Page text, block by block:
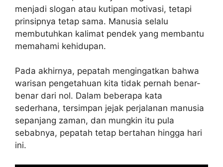
menjadi slogan atau kutipan motivasi, tetapi
prinsipnya tetap sama. Manusia selalu
membutuhkan kalimat pendek yang membantu
memahami kehidupan.
Pada akhirnya, pepatah mengingatkan bahwa
warisan pengetahuan kita tidak pernah benar-
benar dari nol. Dalam beberapa kata
sederhana, tersimpan jejak perjalanan manusia
sepanjang zaman, dan mungkin itu pula
sebabnya, pepatah tetap bertahan hingga hari
ini.